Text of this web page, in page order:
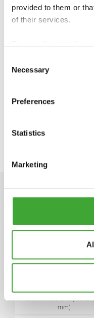
provided to them or
of their services.
Find ourPrivacy
Selection
Necessary
Preferences
Statistics
Marketing
Jána Pavla II.
Tel.: +421 51
TECHNICKÉ
Kefa na natieranie podláh
mm)